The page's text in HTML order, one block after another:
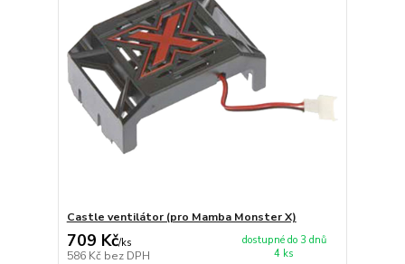
Castle ventilátor (pro Mamba Monster X)
709 Kč/ks
586 Kč bez DPH
dostupné do 3 dnů
4 ks